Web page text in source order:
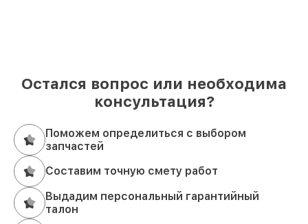
Остался вопрос или необходима
консультация?
Поможем определиться с выбором
запчастей
Составим точную смету работ
Выдадим персональный гарантийный
талон